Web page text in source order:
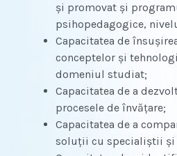
şi promovat şi
psihopedagogice,
Capacitatea de
conceptelor şi
domeniul studiat;
Capacitatea de a
procesele de învăţare;
Capacitatea de a
soluţii cu specialiştii